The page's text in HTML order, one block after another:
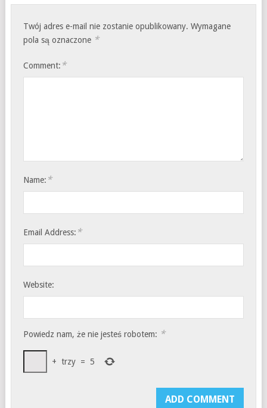
Twój adres e-mail nie zostanie opublikowany. Wymagane
pola są oznaczone *
Comment: *
Name: *
Email Address: *
Website:
Powiedz nam, że nie jesteś robotem: *
+ trzy = 5